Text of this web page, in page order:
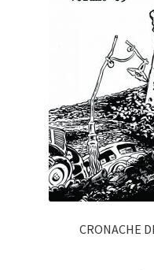
CRONACHE